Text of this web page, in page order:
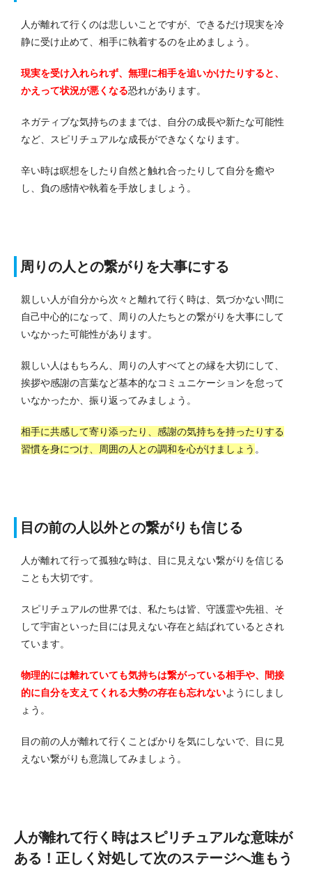
人が離れて行くのは悲しいことですが、できるだけ現実を冷
静に受け止めて、相手に執着するのを止めましょう。
現実を受け入れられず、無理に相手を追いかけたりすると、
かえって状況が悪くなる恐れがあります。
ネガティブな気持ちのままでは、自分の成長や新たな可能性
など、スピリチュアルな成長ができなくなります。
辛い時は瞑想をしたり自然と触れ合ったりして自分を癒や
し、負の感情や執着を手放しましょう。
周りの人との繋がりを大事にする
親しい人が自分から次々と離れて行く時は、気づかない間に
自己中心的になって、周りの人たちとの繋がりを大事にして
いなかった可能性があります。
親しい人はもちろん、周りの人すべてとの縁を大切にして、
挨拶や感謝の言葉など基本的なコミュニケーションを怠って
いなかったか、振り返ってみましょう。
相手に共感して寄り添ったり、感謝の気持ちを持ったりする
習慣を身につけ、周囲の人との調和を心がけましょう 。
目の前の人以外との繋がりも信じる
人が離れて行って孤独な時は、目に見えない繋がりを信じる
ことも大切です。
スピリチュアルの世界では、私たちは皆、守護霊や先祖、そ
して宇宙といった目には見えない存在と結ばれているとされ
ています。
物理的には離れていても気持ちは繋がっている相手や、間接
的に自分を支えてくれる大勢の存在も忘れないようにしまし
ょう。
目の前の人が離れて行くことばかりを気にしないで、目に見
えない繋がりも意識してみましょう。
人が離れて行く時はスピリチュアルな意味が
ある！正しく対処して次のステージへ進もう